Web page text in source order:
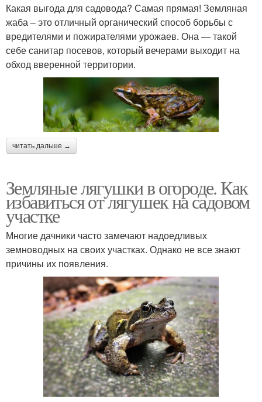
Какая выгода для садовода? Самая прямая! Земляная
жаба – это отличный органический способ борьбы с
вредителями и пожирателями урожаев. Она — такой
себе санитар посевов, который вечерами выходит на
обход вверенной территории.
читать дальше →
Земляные лягушки в огороде. Как
избавиться от лягушек на садовом
участке
Многие дачники часто замечают надоедливых
земноводных на своих участках. Однако не все знают
причины их появления.